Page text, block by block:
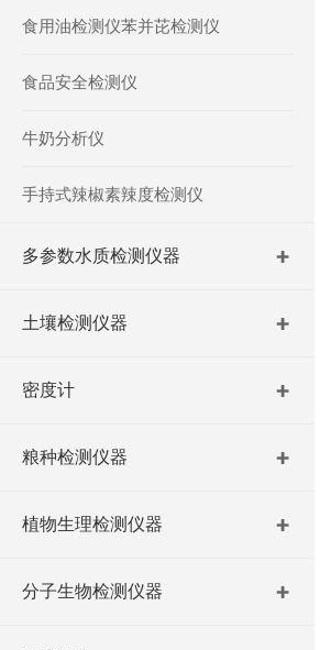
食用油检测仪苯并芘检测仪
食品安全检测仪
牛奶分析仪
手持式辣椒素辣度检测仪
多参数水质检测仪器
土壤检测仪器
密度计
粮种检测仪器
植物生理检测仪器
分子生物检测仪器